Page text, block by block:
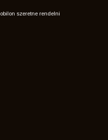
szeretne rendelni